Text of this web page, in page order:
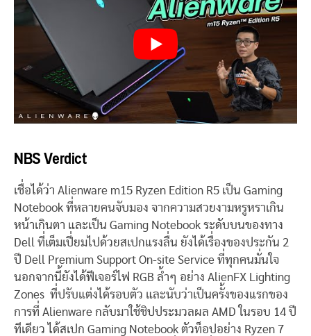
NBS Verdict
เชื่อได้ว่า Alienware m15 Ryzen Edition R5 เป็น Gaming
Notebook ที่หลายคนจับมอง จากความสวยงามหรูหราเกิน
หน้าเกินตา และเป็น Gaming Notebook ระดับบนของทาง
Dell ที่เต็มเปี่ยมไปด้วยสเปกแรงลื่น ยังได้เรื่องของประกัน 2
ปี Dell Premium Support On-site Service ที่ทุกคนมั่นใจ
นอกจากนี้ยังได้ฟีเจอร์ไฟ RGB ล้ำๆ อย่าง AlienFX Lighting
Zones ที่ปรับแต่งได้รอบตัว และนับว่าเป็นครั้งของแรกของ
การที่ Alienware กลับมาใช้ชิปประมวลผล AMD ในรอบ 14 ปี
ทีเดียว ได้สเปก Gaming Notebook ตัวท็อปอย่าง Ryzen 7